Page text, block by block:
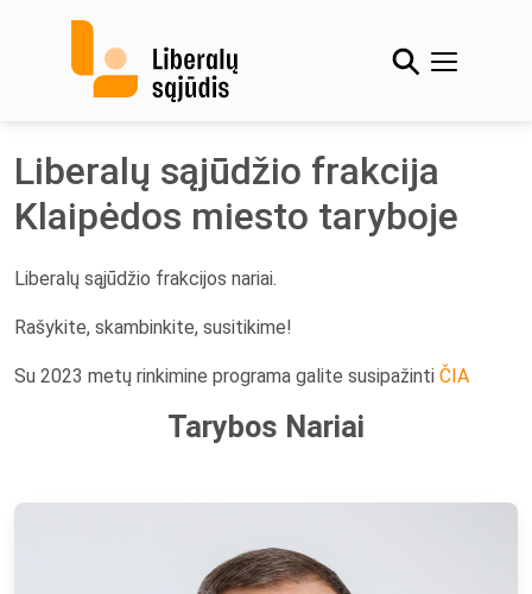
Liberalų sąjūdžio frakcija
Klaipėdos miesto taryboje
Liberalų sąjūdžio frakcijos nariai.
Rašykite, skambinkite, susitikime!
Su 2023 metų rinkimine programa galite susipažinti ČIA
Tarybos Nariai